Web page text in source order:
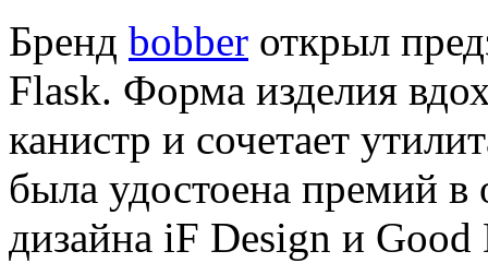
Бренд bobber открыл
Flask. Форма изделия
канистр и сочетает
была удостоена премий
дизайна iF Design и Good